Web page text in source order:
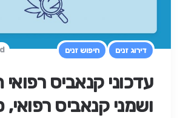
דירוג זנים חיפוש זנים
עדכוני קנאביס
ושמני קנאביס רפואי,